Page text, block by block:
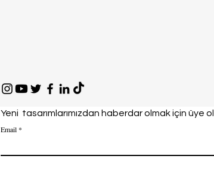
Yeni tasarımlarımızdan haberdar olmak için üye
Email